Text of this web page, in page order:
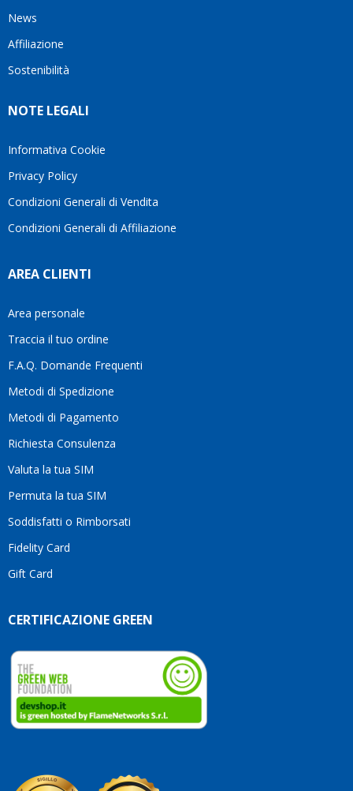
News
Affiliazione
Sostenibilità
NOTE LEGALI
Informativa Cookie
Privacy Policy
Condizioni Generali di Vendita
Condizioni Generali di Affiliazione
AREA CLIENTI
Area personale
Traccia il tuo ordine
F.A.Q. Domande Frequenti
Metodi di Spedizione
Metodi di Pagamento
Richiesta Consulenza
Valuta la tua SIM
Permuta la tua SIM
Soddisfatti o Rimborsati
Fidelity Card
Gift Card
CERTIFICAZIONE GREEN